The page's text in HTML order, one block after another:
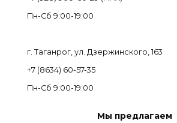
Пн-Cб 9:00-19:00
г. Таганрог, ул. Дзержинского, 163
+7 (8634) 60-57-35
Пн-Сб 9:00-19:00
Мы предлагаем